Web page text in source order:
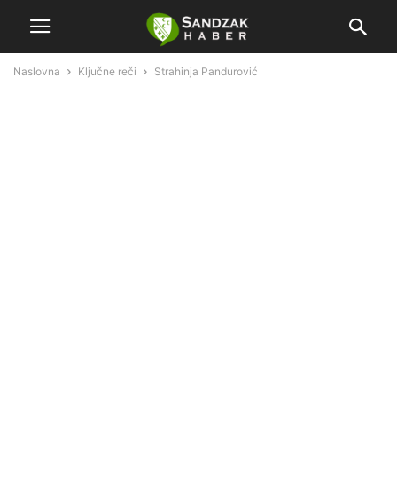
Naslovna Ključne reči Strahinja Pandurović